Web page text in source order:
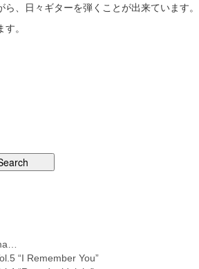
、日々ギターを弾くことが出来ています。
。
“I Remember You”